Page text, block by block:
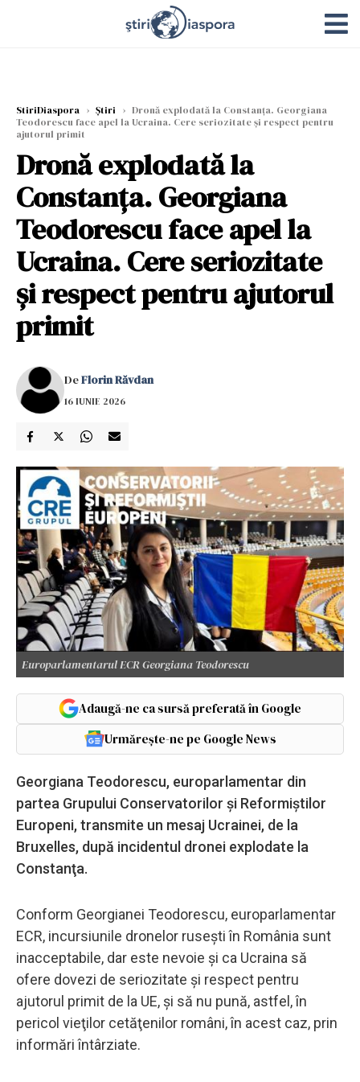
StiriDiaspora › Știri › Dronă explodată la Constanţa. Georgiana
Teodorescu face apel la Ucraina. Cere seriozitate şi respect pentru
ajutorul primit
Dronă explodată la
Constanţa. Georgiana
Teodorescu face apel la
Ucraina. Cere seriozitate
şi respect pentru ajutorul
primit
DeFlorin Răvdan
16 IUNIE 2026
Europarlamentarul ECR Georgiana Teodorescu
Adaugă-ne ca sursă preferată în Google
Urmărește-ne pe Google News
Georgiana Teodorescu, europarlamentar din
partea Grupului Conservatorilor și Reformiștilor
Europeni, transmite un mesaj Ucrainei, de la
Bruxelles, după incidentul dronei explodate la
Constanţa.
Conform Georgianei Teodorescu, europarlamentar
ECR, incursiunile dronelor ruseşti în România sunt
inacceptabile, dar este nevoie şi ca Ucraina să
ofere dovezi de seriozitate şi respect pentru
ajutorul primit de la UE, şi să nu pună, astfel, în
pericol vieţilor cetăţenilor români, în acest caz, prin
informări întârziate.